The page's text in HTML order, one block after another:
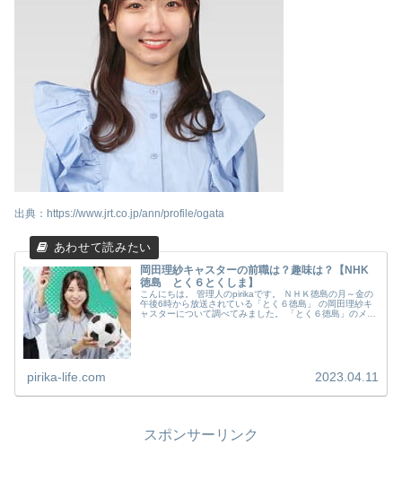
出典：https://www.jrt.co.jp/ann/profile/ogata
岡田理紗キャスターの前職は？趣味は？【NHK
徳島 とく６とくしま】
こんにちは。 管理人のpirikaです。 ＮＨＫ徳島の月～金の
午後6時から放送されている「とく６徳島」 の岡田理紗キ
ャスターについて調べてみました。 「とく６徳島」のメン
pirika-life.com 2023.04.11
スポンサーリンク